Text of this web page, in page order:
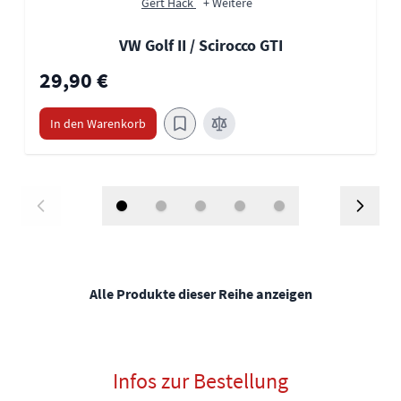
VW Golf II / Scirocco GTI
29,90 €
In den Warenkorb
Alle Produkte dieser Reihe anzeigen
Infos zur Bestellung